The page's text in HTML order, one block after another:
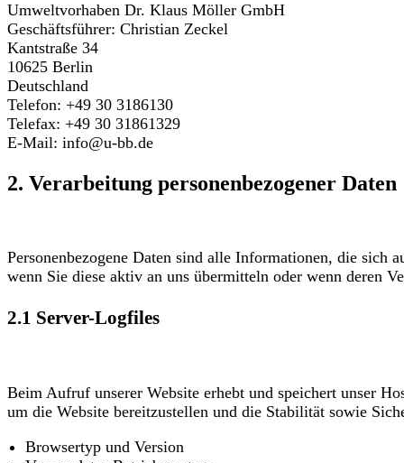
Umweltvorhaben Dr. Klaus Möller GmbH
Geschäftsführer: Christian Zeckel
Kantstraße 34
10625 Berlin
Deutschland
Telefon: +49 30 3186130
Telefax: +49 30 31861329
E-Mail: info@u-bb.de
2. Verarbeitung personenbezogener Daten
Personenbezogene Daten sind alle Informationen, die sich
wenn Sie diese aktiv an uns übermitteln oder wenn deren
2.1 Server-Logfiles
Beim Aufruf unserer Website erhebt und speichert unser
um die Website bereitzustellen und die Stabilität sowie
Browsertyp und Version